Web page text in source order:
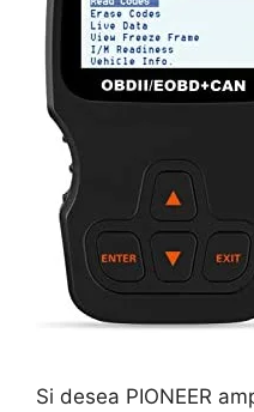
Si desea PIONEER